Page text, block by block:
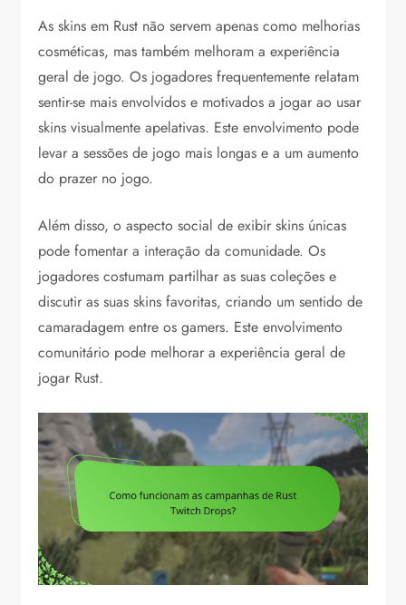
As skins em Rust não servem apenas como melhorias
cosméticas, mas também melhoram a experiência
geral de jogo. Os jogadores frequentemente relatam
sentir-se mais envolvidos e motivados a jogar ao usar
skins visualmente apelativas. Este envolvimento pode
levar a sessões de jogo mais longas e a um aumento
do prazer no jogo.
Além disso, o aspecto social de exibir skins únicas
pode fomentar a interação da comunidade. Os
jogadores costumam partilhar as suas coleções e
discutir as suas skins favoritas, criando um sentido de
camaradagem entre os gamers. Este envolvimento
comunitário pode melhorar a experiência geral de
jogar Rust.